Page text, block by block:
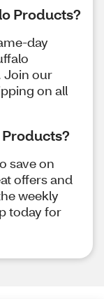
Products?
day
Join our
on all
Products?
save on
offers and
weekly
today for